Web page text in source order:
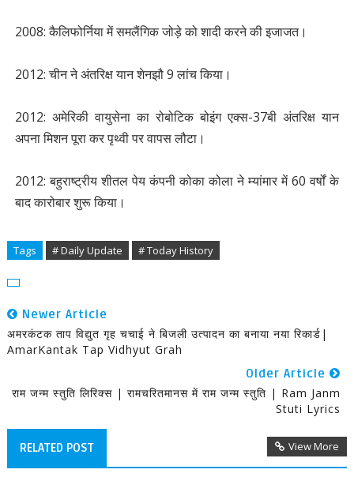
2008: कैलिफोर्निया में समलैंगिक जोड़े को शादी करने की इजाजत।
2012: चीन ने अंतरिक्ष यान शेनझौ 9 लांच किया।
2012: अमेरिकी वायुसेना का रोबोटिक बोइंग एक्स-37बी अंतरिक्ष यान
अपना मिशन पूरा कर पृथ्‍वी पर वापस लौटा।
2012: बहुराष्ट्रीय शीतल पेय कंपनी कोका कोला ने म्यांमार में 60 वर्षों के
बाद कारोबार शुरू किया।
Tags # Daily Update # Today History
Newer Article
अमरकंटक ताप विद्युत गृह चचाई ने बिजली उत्‍पादन का बनाया नया रिकार्ड|
AmarKantak Tap Vidhyut Grah
Older Article
राम जन्म स्तुति लिरिक्स | रामचरितमानस में राम जन्म स्तुति | Ram Janm
Stuti Lyrics
RELATED POST View More